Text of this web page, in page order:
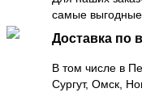
самые
Доставка по
В том числе в
Сургут, Омск,